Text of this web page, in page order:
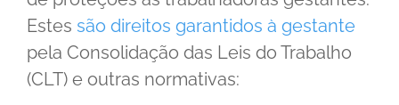
Estes são direitos garantidos à gestante
pela Consolidação das Leis do Trabalho
(CLT) e outras normativas: